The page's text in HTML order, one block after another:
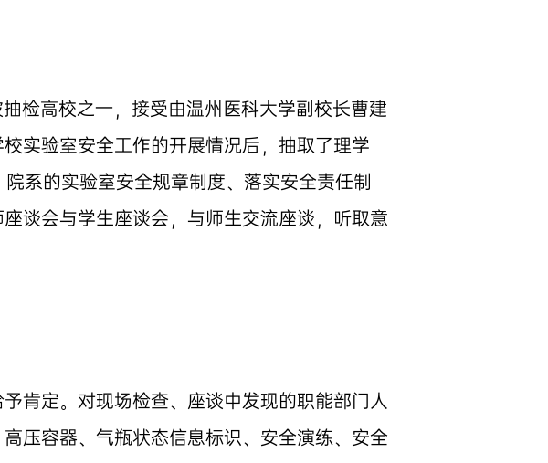
检高校之一，接受由温州医科大学副校长曹建
实验室安全工作的开展情况后，抽取了理学
系的实验室安全规章制度、落实安全责任制
谈会与学生座谈会，与师生交流座谈，听取意
肯定。对现场检查、座谈中发现的职能部门人
压容器、气瓶状态信息标识、安全演练、安全